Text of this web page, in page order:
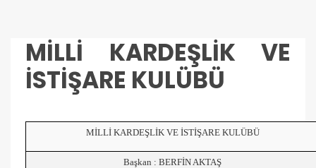
MİLLİ KARDEŞLİK VE
İSTİŞARE KULÜBÜ
MİLLİ KARDEŞLİK VE İSTİŞARE KULÜBÜ
Başkan : BERFİN AKTAŞ